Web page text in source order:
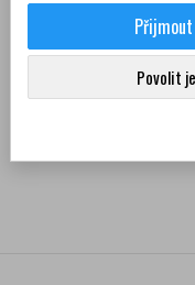
Žádný produkt nebyl
Povolit